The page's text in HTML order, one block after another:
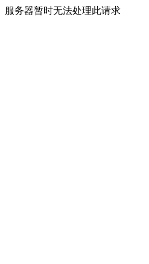
服务器暂时无法处理此请求